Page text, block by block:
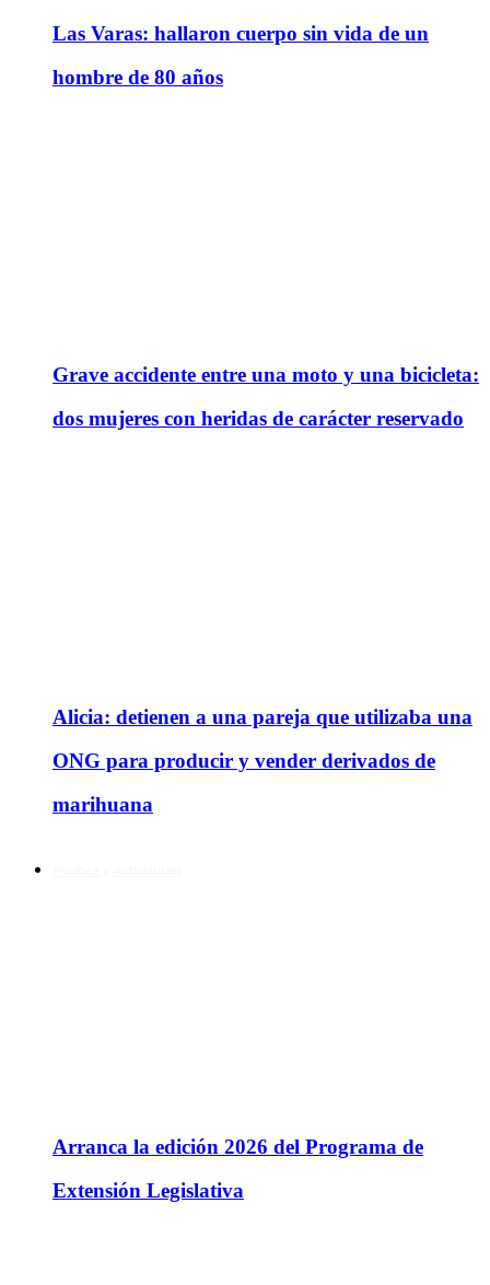
Las Varas: hallaron cuerpo sin vida de un
hombre de 80 años
Grave accidente entre una moto y una bicicleta:
dos mujeres con heridas de carácter reservado
Alicia: detienen a una pareja que utilizaba una
ONG para producir y vender derivados de
marihuana
Arranca la edición 2026 del Programa de
Extensión Legislativa